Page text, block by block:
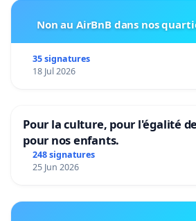
Non au AirBnB dans nos
35 signatures
18 Jul 2026
Pour la culture, pour l'égalité
pour nos enfants.
248 signatures
25 Jun 2026